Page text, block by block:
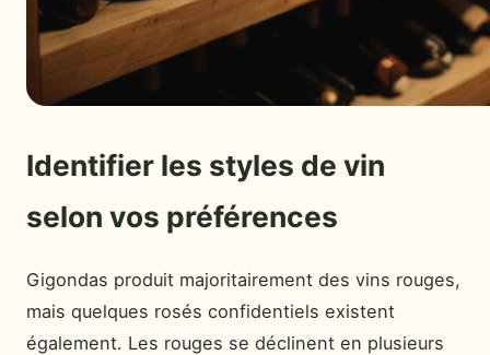
Identifier les styles de vin
selon vos préférences
Gigondas produit majoritairement des vins rouges,
mais quelques rosés confidentiels existent
également. Les rouges se déclinent en plusieurs